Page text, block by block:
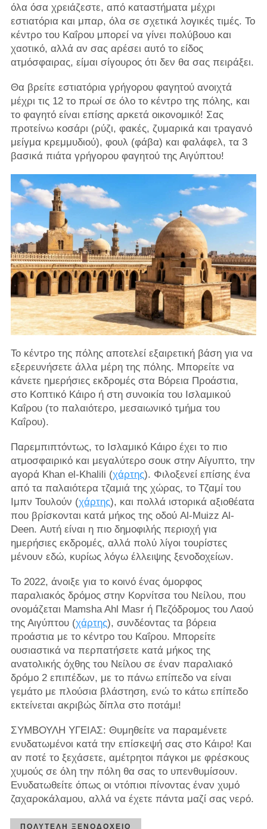
όλα όσα χρειάζεστε, από καταστήματα μέχρι
εστιατόρια και μπαρ, όλα σε σχετικά λογικές τιμές. Το
κέντρο του Καΐρου μπορεί να γίνει πολύβουο και
χαοτικό, αλλά αν σας αρέσει αυτό το είδος
ατμόσφαιρας, είμαι σίγουρος ότι δεν θα σας πειράξει.
Θα βρείτε εστιατόρια γρήγορου φαγητού ανοιχτά
μέχρι τις 12 το πρωί σε όλο το κέντρο της πόλης, και
το φαγητό είναι επίσης αρκετά οικονομικό! Σας
προτείνω κοσάρι (ρύζι, φακές, ζυμαρικά και τραγανό
μείγμα κρεμμυδιού), φουλ (φάβα) ​​και φαλάφελ, τα 3
βασικά πιάτα γρήγορου φαγητού της Αιγύπτου!
Το κέντρο της πόλης αποτελεί εξαιρετική βάση για να
εξερευνήσετε άλλα μέρη της πόλης. Μπορείτε να
κάνετε ημερήσιες εκδρομές στα Βόρεια Προάστια,
στο Κοπτικό Κάιρο ή στη συνοικία του Ισλαμικού
Καΐρου (το παλαιότερο, μεσαιωνικό τμήμα του
Καΐρου).
Παρεμπιπτόντως, το Ισλαμικό Κάιρο έχει το πιο
ατμοσφαιρικό και μεγαλύτερο σουκ στην Αίγυπτο, την
αγορά Khan el-Khalili (χάρτης). Φιλοξενεί επίσης ένα
από τα παλαιότερα τζαμιά της χώρας, το Τζαμί του
Ιμπν Τουλούν (χάρτης), και πολλά ιστορικά αξιοθέατα
που βρίσκονται κατά μήκος της οδού Al-Muizz Al-
Deen. Αυτή είναι η πιο δημοφιλής περιοχή για
ημερήσιες εκδρομές, αλλά πολύ λίγοι τουρίστες
μένουν εδώ, κυρίως λόγω έλλειψης ξενοδοχείων.
Το 2022, άνοιξε για το κοινό ένας όμορφος
παραλιακός δρόμος στην Κορνίτσα του Νείλου, που
ονομάζεται Mamsha Ahl Masr ή Πεζόδρομος του Λαού
της Αιγύπτου (χάρτης), συνδέοντας τα βόρεια
προάστια με το κέντρο του Καΐρου. Μπορείτε
ουσιαστικά να περπατήσετε κατά μήκος της
ανατολικής όχθης του Νείλου σε έναν παραλιακό
δρόμο 2 επιπέδων, με το πάνω επίπεδο να είναι
γεμάτο με πλούσια βλάστηση, ενώ το κάτω επίπεδο
εκτείνεται ακριβώς δίπλα στο ποτάμι!
ΣΥΜΒΟΥΛΗ ΥΓΕΙΑΣ: Θυμηθείτε να παραμένετε
ενυδατωμένοι κατά την επίσκεψή σας στο Κάιρο! Και
αν ποτέ το ξεχάσετε, αμέτρητοι πάγκοι με φρέσκους
χυμούς σε όλη την πόλη θα σας το υπενθυμίσουν.
Ενυδατωθείτε όπως οι ντόπιοι πίνοντας έναν χυμό
ζαχαροκάλαμου, αλλά να έχετε πάντα μαζί σας νερό.
ΠΟΛΥΤΕΛΉ ΞΕΝΟΔΟΧΕΊΟ